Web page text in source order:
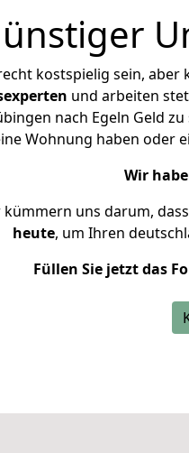
kostspielig sein, aber
und arbeiten
nach Egeln Geld
Wohnung haben oder
Wir
kümmern uns darum,
heute, um Ihren
Füllen Sie jetzt das